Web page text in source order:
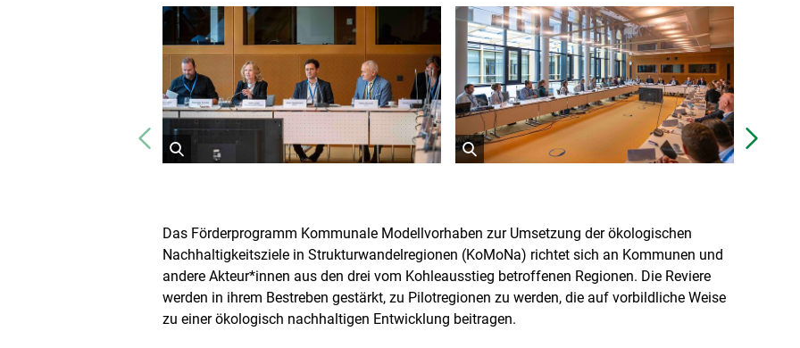
Vorheriges
vergrößerten
Darstellung
vergrößerten
Darstellung
Das Förderprogramm Kommunale Modellvorhaben zur Umsetzung der ökologischen
Nachhaltigkeitsziele in Strukturwandelregionen (KoMoNa) richtet sich an Kommunen und
andere Akteur*innen aus den drei vom Kohleausstieg betroffenen Regionen. Die Reviere
werden in ihrem Bestreben gestärkt, zu Pilotregionen zu werden, die auf vorbildliche Weise
zu einer ökologisch nachhaltigen Entwicklung beitragen.